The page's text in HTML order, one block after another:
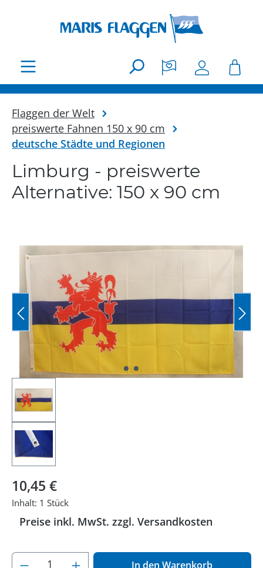
Flaggen der Welt
preiswerte Fahnen 150 x 90 cm
deutsche Städte und Regionen
Limburg - preiswerte
Alternative: 150 x 90 cm
Bildergalerie überspringen
Regulärer Preis:
10,45 €
Inhalt: 1 Stück
Preise inkl. MwSt. zzgl. Versandkosten
Produkt Anzahl: Gib den gewünschten
In den Warenkorb